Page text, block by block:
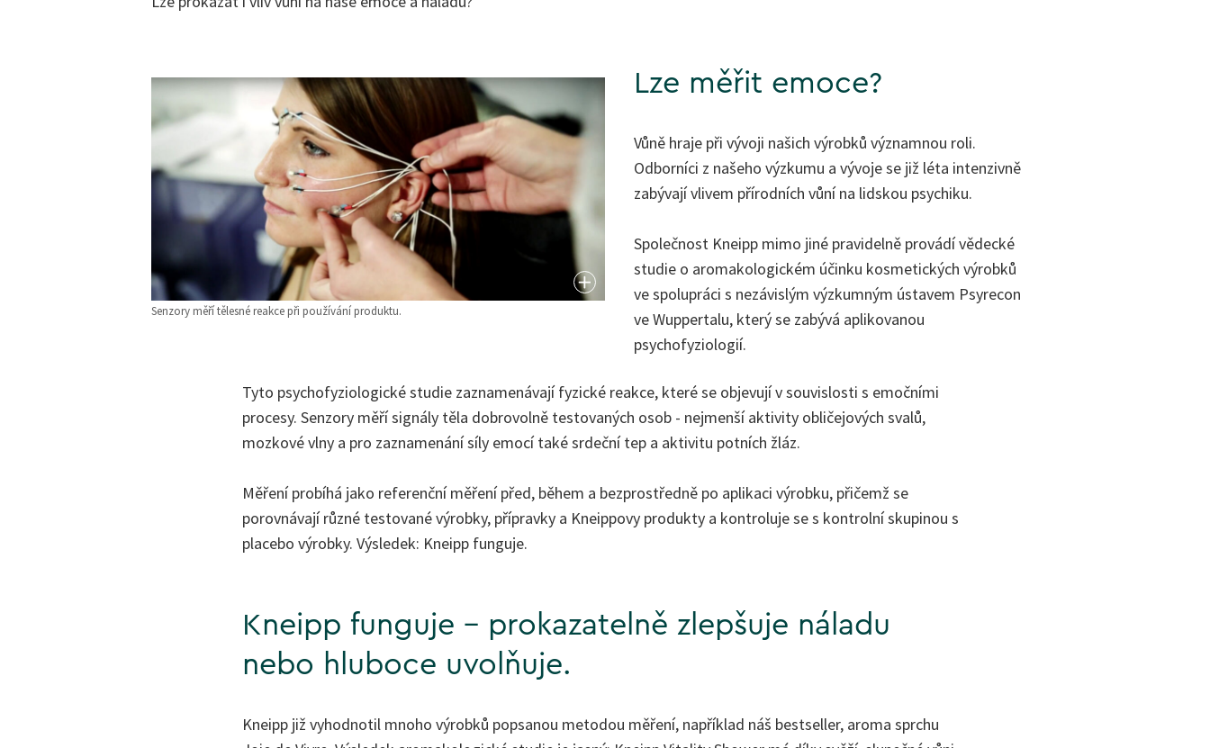
Senzory měří tělesné reakce při používání produktu.
Lze měřit emoce?
Vůně hraje při vývoji našich výrobků významnou roli.
Odborníci z našeho výzkumu a vývoje se již léta intenzivně
zabývají vlivem přírodních vůní na lidskou psychiku.
Společnost Kneipp mimo jiné pravidelně provádí vědecké
studie o aromakologickém účinku kosmetických výrobků
ve spolupráci s nezávislým výzkumným ústavem Psyrecon
ve Wuppertalu, který se zabývá aplikovanou
psychofyziologií.
Tyto psychofyziologické studie zaznamenávají fyzické reakce, které se objevují v souvislosti s emočními
procesy. Senzory měří signály těla dobrovolně testovaných osob - nejmenší aktivity obličejových svalů,
mozkové vlny a pro zaznamenání síly emocí také srdeční tep a aktivitu potních žláz.
Měření probíhá jako referenční měření před, během a bezprostředně po aplikaci výrobku, přičemž se
porovnávají různé testované výrobky, přípravky a Kneippovy produkty a kontroluje se s kontrolní skupinou s
placebo výrobky. Výsledek: Kneipp funguje.
Kneipp funguje - prokazatelně zlepšuje náladu
nebo hluboce uvolňuje.
Kneipp již vyhodnotil mnoho výrobků popsanou metodou měření, například náš bestseller, aroma sprchu